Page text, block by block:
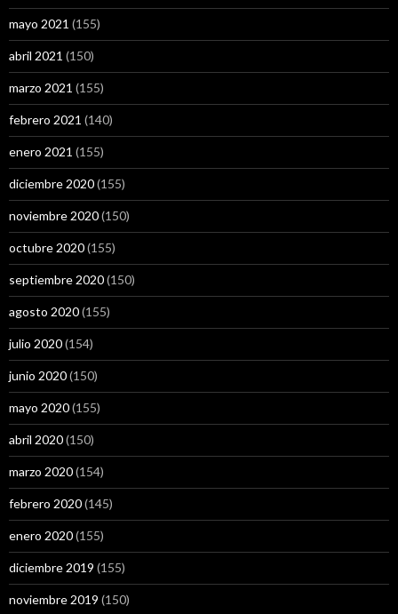
mayo 2021 (155)
abril 2021 (150)
marzo 2021 (155)
febrero 2021 (140)
enero 2021 (155)
diciembre 2020(155)
noviembre 2020(150)
octubre 2020(155)
septiembre 2020(150)
agosto 2020(155)
julio 2020(154)
junio 2020(150)
mayo 2020(155)
abril 2020(150)
marzo 2020(154)
febrero 2020(145)
enero 2020(155)
diciembre 2019 (155)
noviembre 2019 (150)